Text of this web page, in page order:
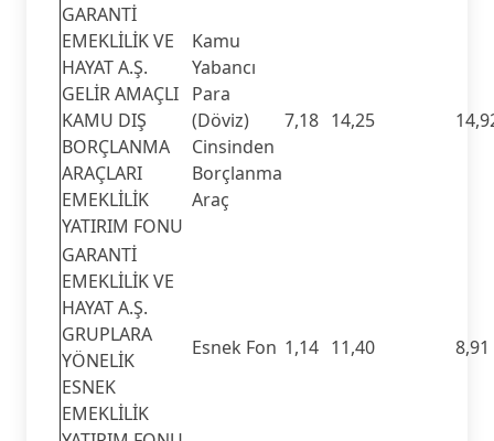
GARANTİ
EMEKLİLİK VE
HAYAT A.Ş.
GELİR AMAÇLI
KAMU DIŞ
BORÇLANMA
ARAÇLARI
EMEKLİLİK
YATIRIM FONU
Kamu
Yabancı
Para
(Döviz)
Cinsinden
Borçlanma
Araç
7,18 14,25
GARANTİ
EMEKLİLİK VE
HAYAT A.Ş.
GRUPLARA
YÖNELİK
ESNEK
EMEKLİLİK
Esnek Fon 1,14 11,40 8,91